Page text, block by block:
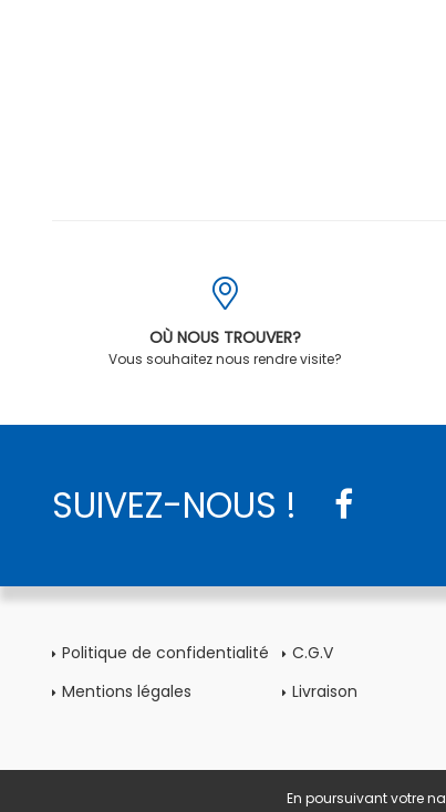
OÙ NOUS TROUVER?
Vous souhaitez nous rendre visite?
SUIVEZ-NOUS !
Politique de confidentialité
C.G.V
Mentions légales
Livraison
En poursuivant votre